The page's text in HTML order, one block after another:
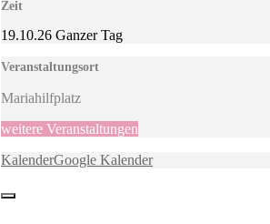
Zeit
19.10.26 Ganzer Tag
Veranstaltungsort
Mariahilfplatz
weitere Veranstaltungen
KalenderGoogle Kalender